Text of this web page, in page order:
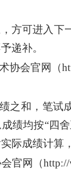
方可进入下
递补。
协会官网（
之和，笔试
绩均按“四
际成绩计
官网 （http://